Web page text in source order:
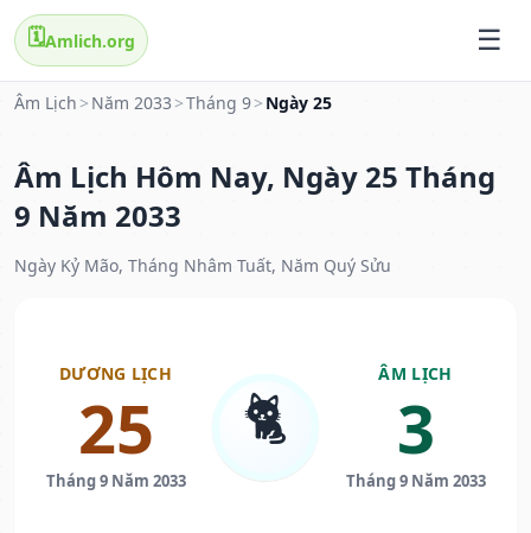
🗓️Amlich.org
Âm Lịch > Năm 2033 >Tháng 9> Ngày 25
Âm Lịch Hôm Nay, Ngày 25 Tháng
9 Năm 2033
Ngày Kỷ Mão, Tháng Nhâm Tuất, Năm Quý Sửu
DƯƠNG LỊCH
25
Tháng 9 Năm 2033
🐈
ÂM LỊCH
3
Tháng 9 Năm 2033